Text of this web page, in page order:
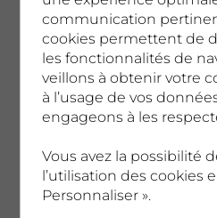
18h30 -
Asfar
communication
cookies permettent de
les fonctionnalités de
veillons à obtenir votre
à l’usage de vos
engageons à les
Vous avez la possibilité
l’utilisation des cookies
Personnaliser ».